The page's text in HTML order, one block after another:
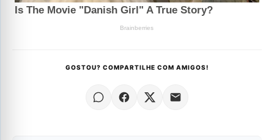
GOSTOU? COMPARTILHE COM AMIGOS!